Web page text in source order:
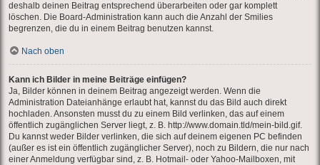
deshalb deinen Beitrag entsprechend überarbeiten oder gar komplett
löschen. Die Board-Administration kann auch die Anzahl der Smilies
begrenzen, die du in einem Beitrag benutzen kannst.
Nach oben
Kann ich Bilder in meine Beiträge einfügen?
Ja, Bilder können in deinem Beitrag angezeigt werden. Wenn die
Administration Dateianhänge erlaubt hat, kannst du das Bild auch direkt
hochladen. Ansonsten musst du zu einem Bild verlinken, das auf einem
öffentlich zugänglichen Server liegt, z. B. http://www.domain.tld/mein-bild.gif.
Du kannst weder Bilder verlinken, die sich auf deinem eigenen PC befinden
(außer es ist ein öffentlich zugänglicher Server), noch zu Bildern, die nur nach
einer Anmeldung verfügbar sind, z. B. Hotmail- oder Yahoo-Mailboxen, mit